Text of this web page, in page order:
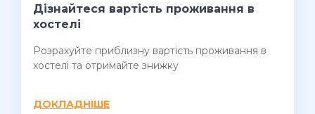
Дізнайтеся вартість проживання в
хостелі
Розрахуйте приблизну вартість проживання в
хостелі та отримайте знижку
ДОКЛАДНІШЕ